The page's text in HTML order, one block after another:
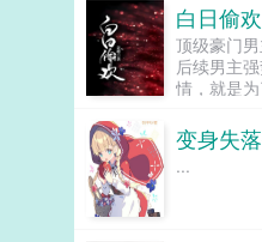
白日偷欢
顶级豪门
后续男主
情，就是
神容易送神
缠。娄二
愿。娄枭
...